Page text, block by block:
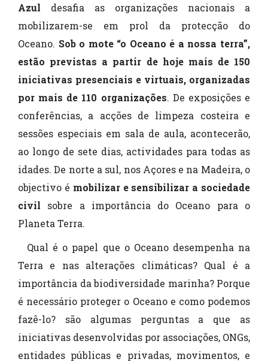
Azul desafia as organizações nacionais a
mobilizarem-se em prol da protecção do
Oceano. Sob o mote “o Oceano é a nossa terra”,
estão previstas a partir de hoje mais de 150
iniciativas presenciais e virtuais, organizadas
por mais de 110 organizações. De exposições e
conferências, a acções de limpeza costeira e
sessões especiais em sala de aula, acontecerão,
ao longo de sete dias, actividades para todas as
idades. De norte a sul, nos Açores e na Madeira, o
objectivo é mobilizar e sensibilizar a sociedade
civil sobre a importância do Oceano para o
Planeta Terra.
Qual é o papel que o Oceano desempenha na
Terra e nas alterações climáticas? Qual é a
importância da biodiversidade marinha? Porque
é necessário proteger o Oceano e como podemos
fazê-lo? são algumas perguntas a que as
iniciativas desenvolvidas por associações, ONGs,
entidades públicas e privadas, movimentos, e